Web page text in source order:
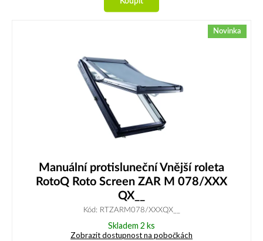
Novinka
Manuální protisluneční Vnější roleta
RotoQ Roto Screen ZAR M 078/XXX
QX__
Kód: RTZARM078/XXXQX__
Skladem 2 ks
Zobrazit dostupnost na pobočkách